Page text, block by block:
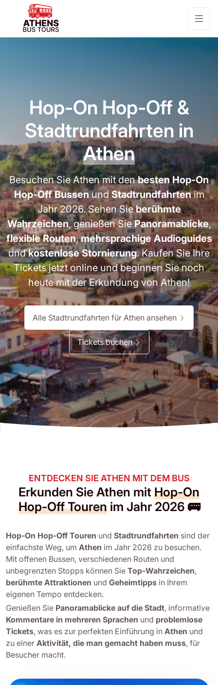
Hop-On Hop-Off &
Stadtrundfahrten in
Athen
Besuchen Sie Athen mit denbesten Hop-On
Hop-Off BussenundStadtrundfahrtenim
Jahr 2026. Sehen Sieberühmte
Wahrzeichen, genießen SiePanoramablicke,
flexible Routen,mehrsprachige Audioguides
undkostenlose Stornierung. Kaufen Sie Ihre
Tickets jetzt online und beginnen Sie noch
heute mit der Erkundung von Athen!
Alle Stadtrundfahrten für Athen ansehen
Tickets buchen
ENTDECKEN SIE ATHEN MIT DEM BUS
Erkunden Sie Athen mit Hop-On
Hop-Off Tourenim Jahr 2026 🚌
Hop-On Hop-Off Touren und Stadtrundfahrten sind der
einfachste Weg, um Athen im Jahr 2026 zu besuchen.
Mit offenen Bussen, verschiedenen Routen und
unbegrenzten Stopps können Sie Top-Wahrzeichen,
berühmte Attraktionen und Geheimtipps in Ihrem
eigenen Tempo entdecken.
Genießen Sie Panoramablicke auf die Stadt, informative
Kommentare in mehreren Sprachen und problemlose
Tickets, was es zur perfekten Einführung in Athen und
zu einer Aktivität, die man gemacht haben muss, für
Besucher macht.